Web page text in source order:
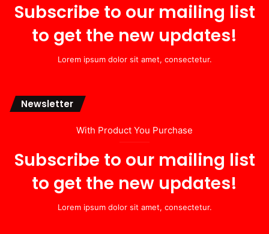
Subscribe to our mailing list
to get the new updates!
Lorem ipsum dolor sit amet, consectetur.
Newsletter
With Product You Purchase
Subscribe to our mailing list
to get the new updates!
Lorem ipsum dolor sit amet, consectetur.